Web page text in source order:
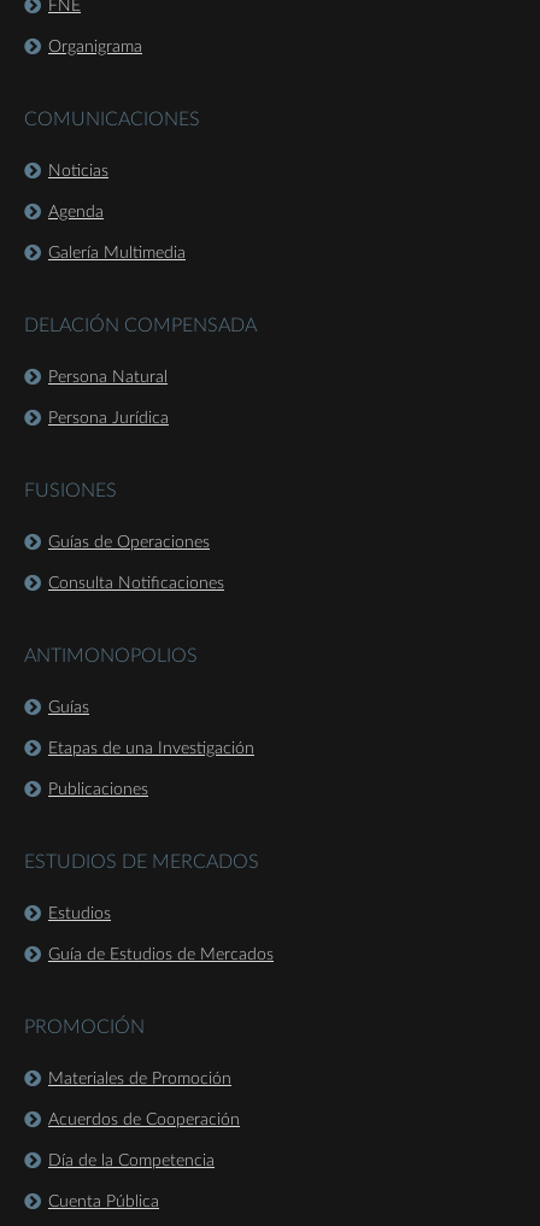
FNE
Organigrama
COMUNICACIONES
Noticias
Agenda
Galería Multimedia
DELACIÓN COMPENSADA
Persona Natural
Persona Jurídica
FUSIONES
Guías de Operaciones
Consulta Notificaciones
ANTIMONOPOLIOS
Guías
Etapas de una Investigación
Publicaciones
ESTUDIOS DE MERCADOS
Estudios
Guía de Estudios de Mercados
PROMOCIÓN
Materiales de Promoción
Acuerdos de Cooperación
Día de la Competencia
Cuenta Pública